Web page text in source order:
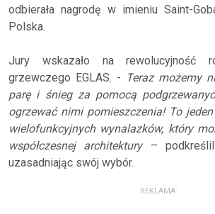
odbierała nagrodę w imieniu Saint-
Polska.
Jury wskazało na rewolucyjność
grzewczego EGLAS. - Teraz możemy
parę i śnieg za pomocą
ogrzewać nimi pomieszczenia! To
wielofunkcyjnych wynalazków, który
współczesnej architektury– podkreślili
uzasadniając swój wybór.
REKLAMA: